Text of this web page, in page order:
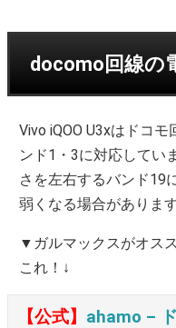
docomo回線の
Vivo iQOO U3xはドコ
ンド1・3に対応してい
さを左右するバンド19
弱くなる場合があります
▼ガルマックスがオス
これ！↓
【公式】 ahamo –